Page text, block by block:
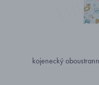
kojenecký